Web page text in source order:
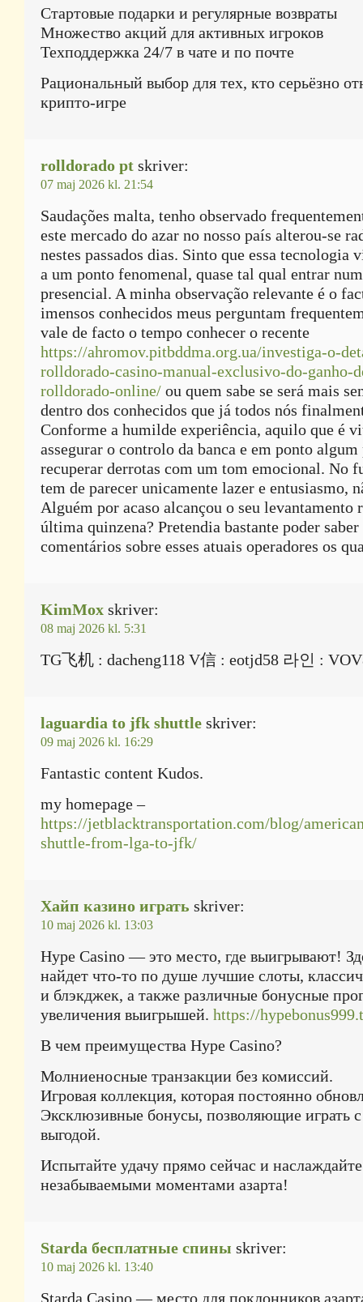
Стартовые подарки и регулярные возвраты
Множество акций для активных игроков
Техподдержка 24/7 в чате и по почте
Рациональный выбор для тех, кто серьёзно
крипто-игре
rolldorado pt skriver:
07 maj 2026 kl. 21:54
Saudações malta, tenho observado
este mercado do azar no nosso país alterou-se
nestes passados dias. Sinto que essa tecnologia
a um ponto fenomenal, quase tal qual entrar
presencial. A minha observação relevante é o
imensos conhecidos meus perguntam
vale de facto o tempo conhecer o recente
https://ahromov.pitbddma.org.ua/investiga-o-
rolldorado-casino-manual-exclusivo-do-ganho-
rolldorado-online/ ou quem sabe se será mais
dentro dos conhecidos que já todos nós
Conforme a humilde experiência, aquilo que é
assegurar o controlo da banca e em ponto
recuperar derrotas com um tom emocional. No
tem de parecer unicamente lazer e entusiasmo,
Alguém por acaso alcançou o seu levantamento
última quinzena? Pretendia bastante poder saber
comentários sobre esses atuais operadores os
KimMox skriver:
08 maj 2026 kl. 5:31
TG飞机 : dacheng118 V信 : eotjd58 라인 :
laguardia to jfk shuttle skriver:
09 maj 2026 kl. 16:29
Fantastic content Kudos.
my homepage –
https://jetblacktransportation.com/blog/
shuttle-from-lga-to-jfk/
Хайп казино играть skriver:
10 maj 2026 kl. 13:03
Hype Casino — это место, где выигрывают!
найдет что-то по душе лучшие слоты,
и блэкджек, а также различные бонусные
увеличения выигрышей. https://
В чем преимущества Hype Casino?
Молниеносные транзакции без комиссий.
Игровая коллекция, которая постоянно
Эксклюзивные бонусы, позволяющие играть
выгодой.
Испытайте удачу прямо сейчас и
незабываемыми моментами азарта!
Starda бесплатные спины skriver:
10 maj 2026 kl. 13:40
Starda Casino — место для поклонников